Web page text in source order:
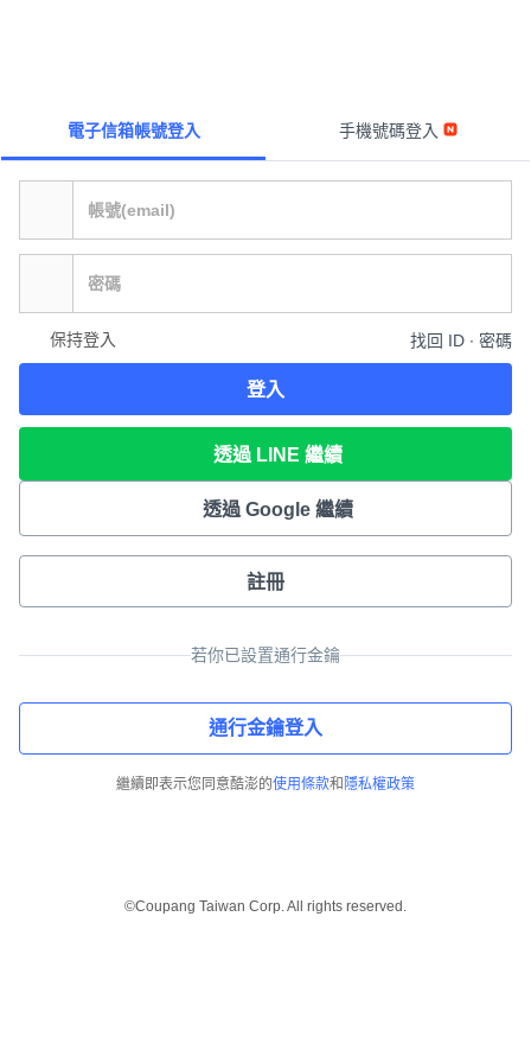
電子信箱帳號登入 手機號碼登入
保持登入 找回 ID ∙ 密碼
登入
透過 LINE 繼續
透過 Google 繼續
註冊
若你已設置通行金鑰
通行金鑰登入
繼續即表示您同意酷澎的使用條款和 隱私權政策
©Coupang Taiwan Corp. All rights reserved.